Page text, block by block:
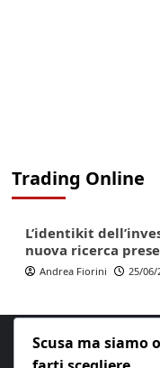
Trading Online
L’identikit
nuova ricerca
Andrea Fiorini 25/06/
Scusa ma siamo